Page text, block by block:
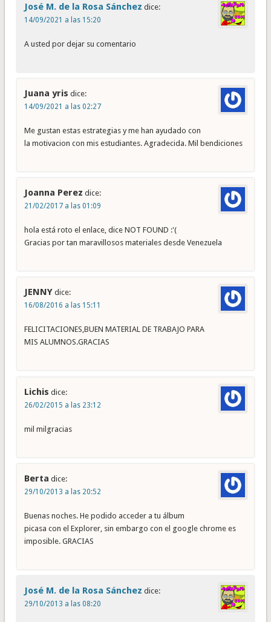
José M. de la Rosa Sánchez dice:
14/09/2021 a las 15:20
A usted por dejar su comentario
Juana yris dice:
14/09/2021 a las 02:27
Me gustan estas estrategias y me han ayudado con
la motivacion con mis estudiantes. Agradecida. Mil bendiciones
Joanna Perez dice:
21/02/2017 a las 01:09
hola está roto el enlace, dice NOT FOUND :'(
Gracias por tan maravillosos materiales desde Venezuela
JENNY dice:
16/08/2016 a las 15:11
FELICITACIONES,BUEN MATERIAL DE TRABAJO PARA
MIS ALUMNOS.GRACIAS
Lichis dice:
26/02/2015 a las 23:12
mil milgracias
Berta dice:
29/10/2013 a las 20:52
Buenas noches. He podido acceder a tu álbum
picasa con el Explorer, sin embargo con el google chrome es
imposible. GRACIAS
José M. de la Rosa Sánchez dice:
29/10/2013 a las 08:20